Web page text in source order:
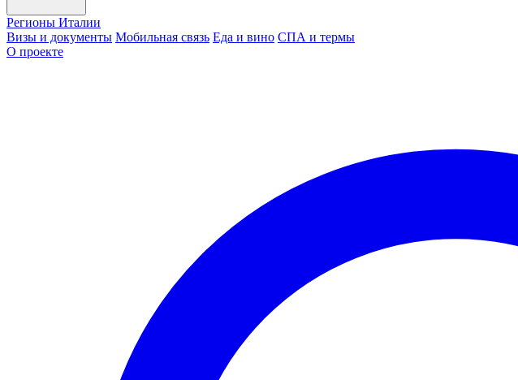
Регионы Италии
Визы и документы Мобильная связь Еда и вино СПА и термы
О проекте